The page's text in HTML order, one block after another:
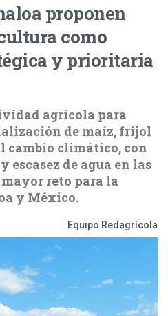
proponen
como
y prioritaria
agrícola para
de maíz, frijol
cambio climático, con
escasez de agua en las
reto para la
y México.
Equipo Redagrícola